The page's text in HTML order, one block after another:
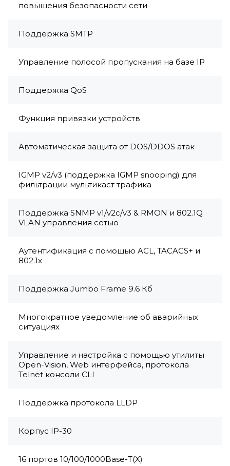
повышения безопасности сети
Поддержка SMTP
Управление полосой пропускания на базе IP
Поддержка QoS
Функция привязки устройств
Автоматическая защита от DOS/DDOS атак
IGMP v2/v3 (поддержка IGMP snooping) для
фильтрации мультикаст трафика
Поддержка SNMP v1/v2c/v3 & RMON и 802.1Q
VLAN управления сетью
Аутентификация с помощью ACL, TACACS+ и
802.1x
Поддержка Jumbo Frame 9.6 Кб
Многократное уведомление об аварийных
ситуациях
Управление и настройка с помощью утилиты
Open-Vision, Web интерфейса, протокола
Telnet консоли CLI
Поддержка протокола LLDP
Корпус IP-30
16 портов 10/100/1000Base-T(X)